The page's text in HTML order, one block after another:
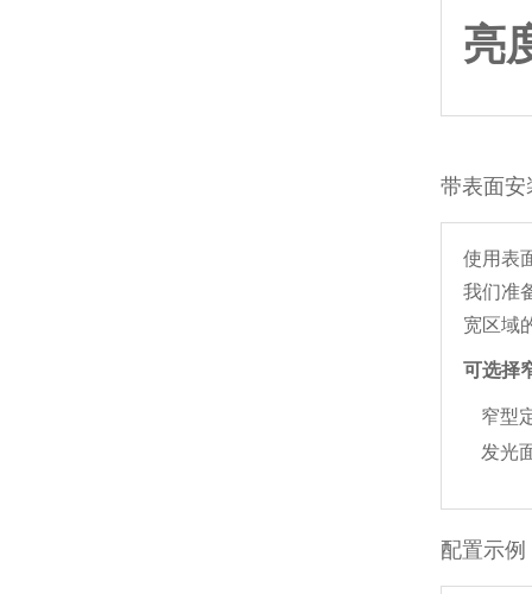
亮
带表面安
使用表
我们准
宽区域
可选择
窄型
发光
配置示例